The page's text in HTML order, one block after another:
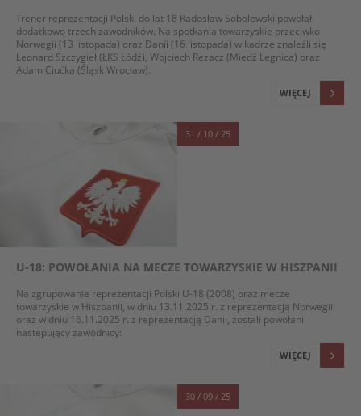
Trener reprezentacji Polski do lat 18 Radosław Sobolewski powołał
dodatkowo trzech zawodników. Na spotkania towarzyskie przeciwko
Norwegii (13 listopada) oraz Danii (16 listopada) w kadrze znaleźli się
Leonard Szczygieł (ŁKS Łódź), Wojciech Rezacz (Miedź Legnica) oraz
Adam Ciućka (Śląsk Wrocław).
WIĘCEJ
31 / 10 / 25
U-18: POWOŁANIA NA MECZE TOWARZYSKIE W HISZPANII
Na zgrupowanie reprezentacji Polski U-18 (2008) oraz mecze
towarzyskie w Hiszpanii, w dniu 13.11.2025 r. z reprezentacją Norwegii
oraz w dniu 16.11.2025 r. z reprezentacją Danii, zostali powołani
następujący zawodnicy:
WIĘCEJ
30 / 09 / 25